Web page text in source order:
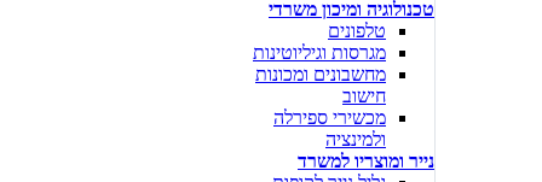
טכנולוגיה ומיכון משרדי
טלפונים
מגרסות וגיליוטינות
מחשבונים ומכונות
חישוב
מכשירי ספירלה
ולמינציה
נייר ומוצריו למשרד